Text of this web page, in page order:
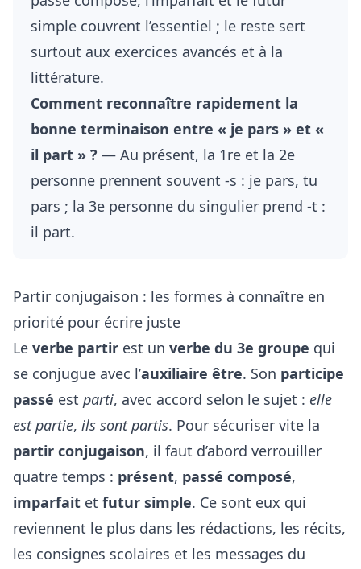
simple couvrent l’essentiel ; le reste sert
surtout aux exercices avancés et à la
littérature.
Comment reconnaître rapidement la
bonne terminaison entre « je pars » et «
il part » ? — Au présent, la 1re et la 2e
personne prennent souvent -s : je pars, tu
pars ; la 3e personne du singulier prend -t :
il part.
Partir conjugaison : les formes à connaître en
priorité pour écrire juste
Le verbe partir est un verbe du 3e groupe qui
se conjugue avec l’auxiliaire être. Son participe
passé est parti, avec accord selon le sujet : elle
est partie, ils sont partis. Pour sécuriser vite la
partir conjugaison, il faut d’abord verrouiller
quatre temps : présent, passé composé,
imparfait et futur simple. Ce sont eux qui
reviennent le plus dans les rédactions, les récits,
les consignes scolaires et les messages du